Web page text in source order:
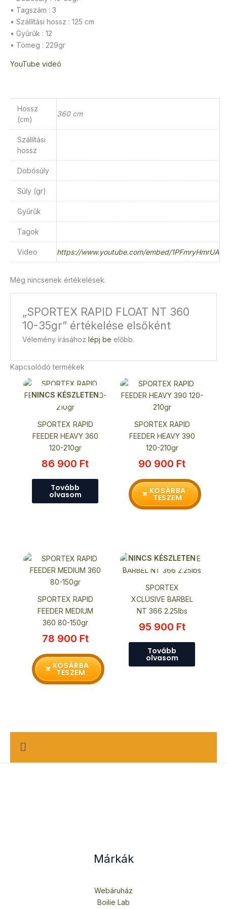
M
e
n
• Tagszám : 3
• Szállítási hossz : 125 cm
• Gyűrűk : 12
• Tömeg : 229gr
YouTube videó
Hossz
(cm)
360 cm
Szállítási
hossz
Dobósúly
Súly (gr)
Gyűrűk
Tagok
Video https://www.youtube.com/embed/1PFmryHmrUA
Még nincsenek értékelések.
„SPORTEX RAPID FLOAT NT 360
10-35gr” értékelése elsőként
Vélemény írásához lépj be előbb.
Kapcsolódó termékek
NINCS KÉSZLETEN
SPORTEX RAPID
FEEDER HEAVY 360
120-210gr
86 900 Ft
Tovább
olvasom
SPORTEX RAPID
FEEDER HEAVY 390
120-210gr
90 900 Ft
KOSÁRBA
TESZEM
SPORTEX RAPID
FEEDER MEDIUM
360 80-150gr
78 900 Ft
KOSÁRBA
TESZEM
NINCS KÉSZLETEN
SPORTEX
XCLUSIVE BARBEL
NT 366 2.25lbs
95 900 Ft
Tovább
olvasom
Márkák
Webáruház
Boilie Lab